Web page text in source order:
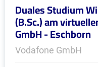
Duales Studium
(B.Sc.) am
GmbH - Eschborn
Vodafone GmbH